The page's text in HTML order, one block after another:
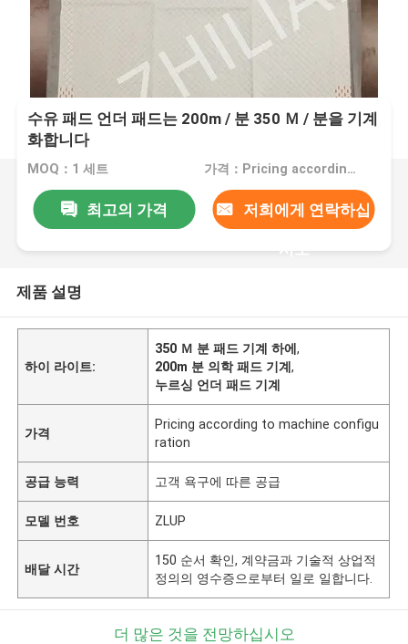
수유 패드 언더 패드는 200m / 분 350 Ｍ / 분을 기계
화합니다
MOQ：1 세트 가격：Pricing according to machine configuration
최고의 가격 저희에게 연락하십
시오
제품 설명
하이 라이트:
350 Ｍ 분 패드 기계 하에,
200m 분 의학 패드 기계,
누르싱 언더 패드 기계
가격
Pricing according to machine configu
ration
공급 능력 고객 욕구에 따른 공급
모델 번호 ZLUP
배달 시간
150 순서 확인, 계약금과 기술적 상업적
정의의 영수증으로부터 일로 일합니다.
더 많은 것을 전망하십시오